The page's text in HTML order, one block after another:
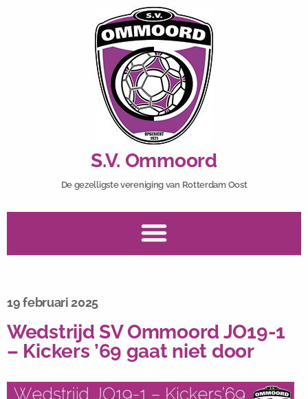
S.V. Ommoord
De gezelligste vereniging van Rotterdam Oost
19 februari 2025
Wedstrijd SV Ommoord JO19-1
– Kickers ’69 gaat niet door